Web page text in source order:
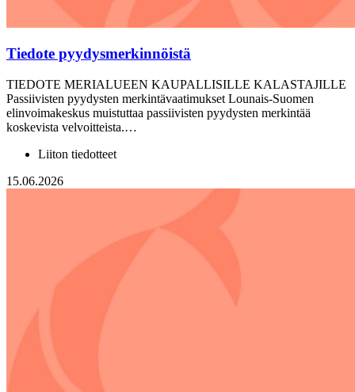
Tiedote pyydysmerkinnöistä
TIEDOTE MERIALUEEN KAUPALLISILLE KALASTAJILLE
Passiivisten pyydysten merkintävaatimukset Lounais-Suomen
elinvoimakeskus muistuttaa passiivisten pyydysten merkintää
koskevista velvoitteista.…
Liiton tiedotteet
15.06.2026